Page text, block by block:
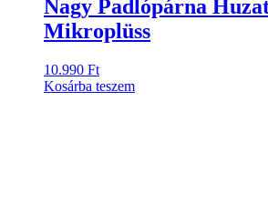
Nagy Padlópárna
Mikroplüss
10.990 Ft
Kosárba teszem